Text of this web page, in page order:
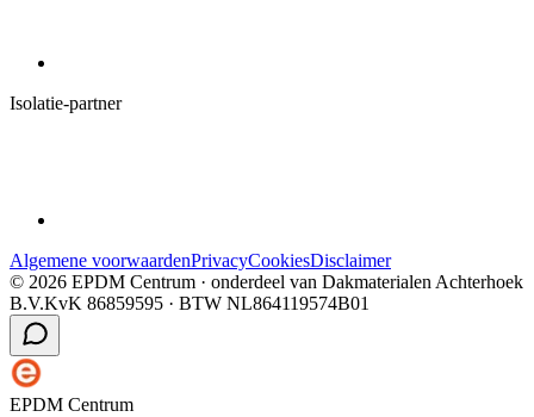
Isolatie-partner
Algemene voorwaardenPrivacyCookiesDisclaimer
© 2026 EPDM Centrum · onderdeel van Dakmaterialen Achterhoek
B.V.KvK 86859595 · BTW NL864119574B01
EPDM Centrum